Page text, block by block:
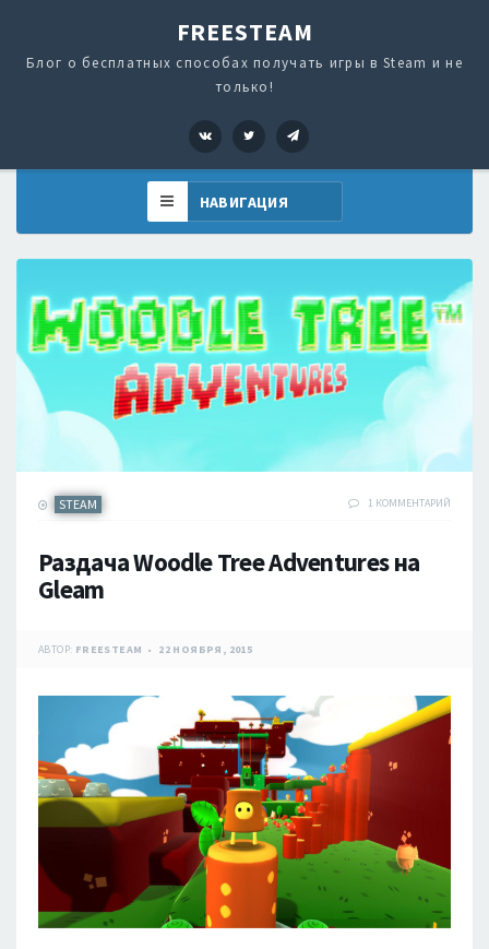
FREESTEAM
Блог о бесплатных способах получать игры в Steam и не
только!
VK Twitter
STEAM 1 КОММЕНТАРИЙ
Раздача Woodle Tree Adventures на
Gleam
АВТОР: FREESTEAM 22 НОЯБРЯ, 2015